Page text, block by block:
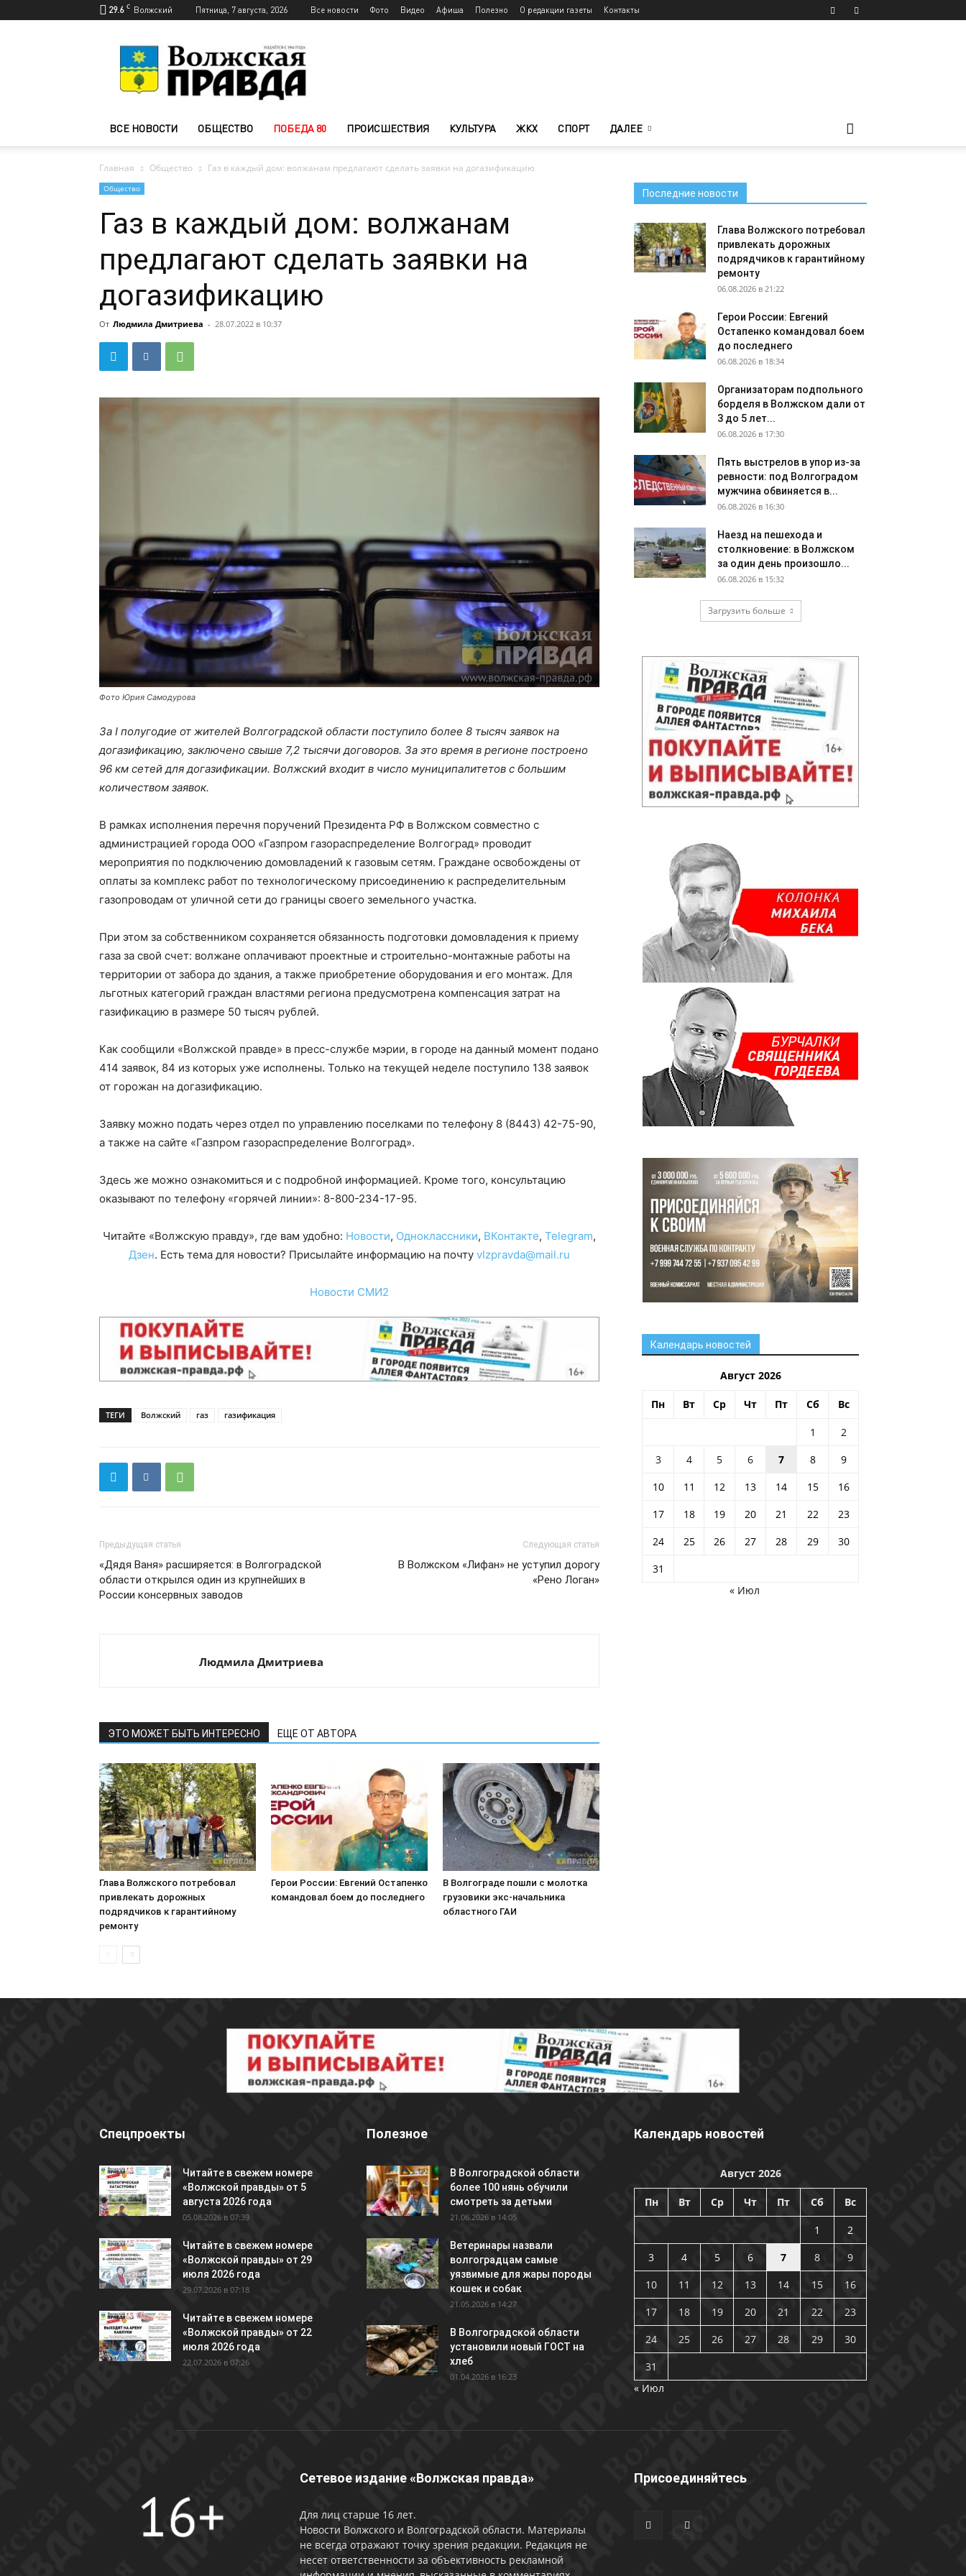
29.6 C Волжский Пятница, 7 августа, 2026 Все новости Фото Видео Афиша Полезно О редакции газеты Контакты
Волжского
—
Волжская
ВСЕ НОВОСТИ ОБЩЕСТВО ПОБЕДА 80 ПРОИСШЕСТВИЯ КУЛЬТУРА ЖКХ СПОРТ ДАЛЕЕ
Главная Общество Газ в каждый дом: волжанам предлагают сделать заявки на догазификацию
Общество
Газ в каждый дом: волжанам
предлагают сделать заявки на
догазификацию
От Людмила Дмитриева - 28.07.2022 в 10:37
Фото Юрия Самодурова
За I полугодие от жителей Волгоградской области поступило более 8 тысяч заявок на
догазификацию, заключено свыше 7,2 тысячи договоров. За это время в регионе построено
96 км сетей для догазификации. Волжский входит в число муниципалитетов с большим
количеством заявок.
В рамках исполнения перечня поручений Президента РФ в Волжском совместно с
администрацией города ООО «Газпром газораспределение Волгоград» проводит
мероприятия по подключению домовладений к газовым сетям. Граждане освобождены от
оплаты за комплекс работ по технологическому присоединению к распределительным
газопроводам от уличной сети до границы своего земельного участка.
При этом за собственником сохраняется обязанность подготовки домовладения к приему
газа за свой счет: волжане оплачивают проектные и строительно-монтажные работы на
территории от забора до здания, а также приобретение оборудования и его монтаж. Для
льготных категорий граждан властями региона предусмотрена компенсация затрат на
газификацию в размере 50 тысяч рублей.
Как сообщили «Волжской правде» в пресс-службе мэрии, в городе на данный момент подано
414 заявок, 84 из которых уже исполнены. Только на текущей неделе поступило 138 заявок
от горожан на догазификацию.
Заявку можно подать через отдел по управлению поселками по телефону 8 (8443) 42-75-90,
а также на сайте «Газпром газораспределение Волгоград».
Здесь же можно ознакомиться и с подробной информацией. Кроме того, консультацию
оказывают по телефону «горячей линии»: 8-800-234-17-95.
Читайте «Волжскую правду», где вам удобно: Новости, Одноклассники, ВКонтакте, Telegram,
Дзен. Есть тема для новости? Присылайте информацию на почту vlzpravda@mail.ru
Новости СМИ2
ТЕГИ Волжский газ газификация
Предыдущая статья
«Дядя Ваня» расширяется: в Волгоградской
области открылся один из крупнейших в
России консервных заводов
Следующая статья
В Волжском «Лифан» не уступил дорогу
«Рено Логан»
Людмила Дмитриева
ЭТО МОЖЕТ БЫТЬ ИНТЕРЕСНО ЕЩЕ ОТ АВТОРА
Глава Волжского потребовал
привлекать дорожных
подрядчиков к гарантийному
ремонту
Герои России: Евгений Остапенко
командовал боем до последнего
В Волгограде пошли с молотка
грузовики экс-начальника
областного ГАИ
Последние новости
Глава Волжского потребовал
привлекать дорожных
подрядчиков к гарантийному
ремонту
06.08.2026 в 21:22
Герои России: Евгений
Остапенко командовал боем
до последнего
06.08.2026 в 18:34
Организаторам подпольного
борделя в Волжском дали от
3 до 5 лет...
06.08.2026 в 17:30
Пять выстрелов в упор из-за
ревности: под Волгоградом
мужчина обвиняется в...
06.08.2026 в 16:30
Наезд на пешехода и
столкновение: в Волжском
за один день произошло...
06.08.2026 в 15:32
Загрузить больше
Календарь новостей
Август 2026
Пн Вт Ср Чт Пт Сб Вс
1
2
3
4 5 6 7 8
9
10
11 12 13 14 15
16
17
18 19 20 21 22
23
24
25 26 27 28 29
30
31
« Июл
Спецпроекты
Читайте в свежем номере
«Волжской правды» от 5
августа 2026 года
05.08.2026 в 07:39
Читайте в свежем номере
«Волжской правды» от 29
июля 2026 года
29.07.2026 в 07:18
Читайте в свежем номере
«Волжской правды» от 22
июля 2026 года
22.07.2026 в 07:26
Полезное
В Волгоградской области
более 100 нянь обучили
смотреть за детьми
21.06.2026 в 14:05
Ветеринары назвали
волгоградцам самые
уязвимые для жары породы
кошек и собак
21.05.2026 в 14:27
В Волгоградской области
установили новый ГОСТ на
хлеб
01.04.2026 в 16:23
Календарь новостей
Август 2026
Пн Вт Ср Чт Пт Сб Вс
1
2
3
4 5 6 7 8
9
10
11 12 13 14 15
16
17
18 19 20 21 22
23
24
25 26 27 28 29
30
31
« Июл
Сетевое издание «Волжская правда»
Для лиц старше 16 лет.
Новости Волжского и Волгоградской области. Материалы
не всегда отражают точку зрения редакции. Редакция не
несет ответственности за объективность рекламной
Присоединяйтесь